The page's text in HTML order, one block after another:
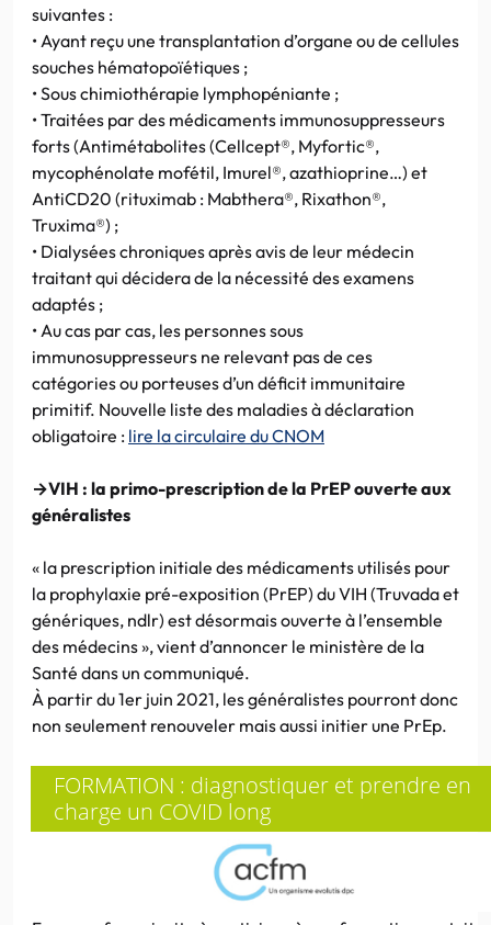
suivantes :
• Ayant reçu une transplantation d’organe ou de cellules
souches hématopoïétiques ;
• Sous chimiothérapie lymphopéniante ;
• Traitées par des médicaments immunosuppresseurs
forts (Antimétabolites (Cellcept®, Myfortic®,
mycophénolate mofétil, Imurel®, azathioprine…) et
AntiCD20 (rituximab : Mabthera®, Rixathon®,
Truxima®) ;
• Dialysées chroniques après avis de leur médecin
traitant qui décidera de la nécessité des examens
adaptés ;
• Au cas par cas, les personnes sous
immunosuppresseurs ne relevant pas de ces
catégories ou porteuses d’un déficit immunitaire
primitif. Nouvelle liste des maladies à déclaration
obligatoire : lire la circulaire du CNOM
→VIH : la primo-prescription de la PrEP ouverte aux
généralistes
« la prescription initiale des médicaments utilisés pour
la prophylaxie pré-exposition (PrEP) du VIH (Truvada et
génériques, ndlr) est désormais ouverte à l’ensemble
des médecins », vient d’annoncer le ministère de la
Santé dans un communiqué.
À partir du 1er juin 2021, les généralistes pourront donc
non seulement renouveler mais aussi initier une PrEp.
FORMATION : diagnostiquer et prendre en
charge un COVID long